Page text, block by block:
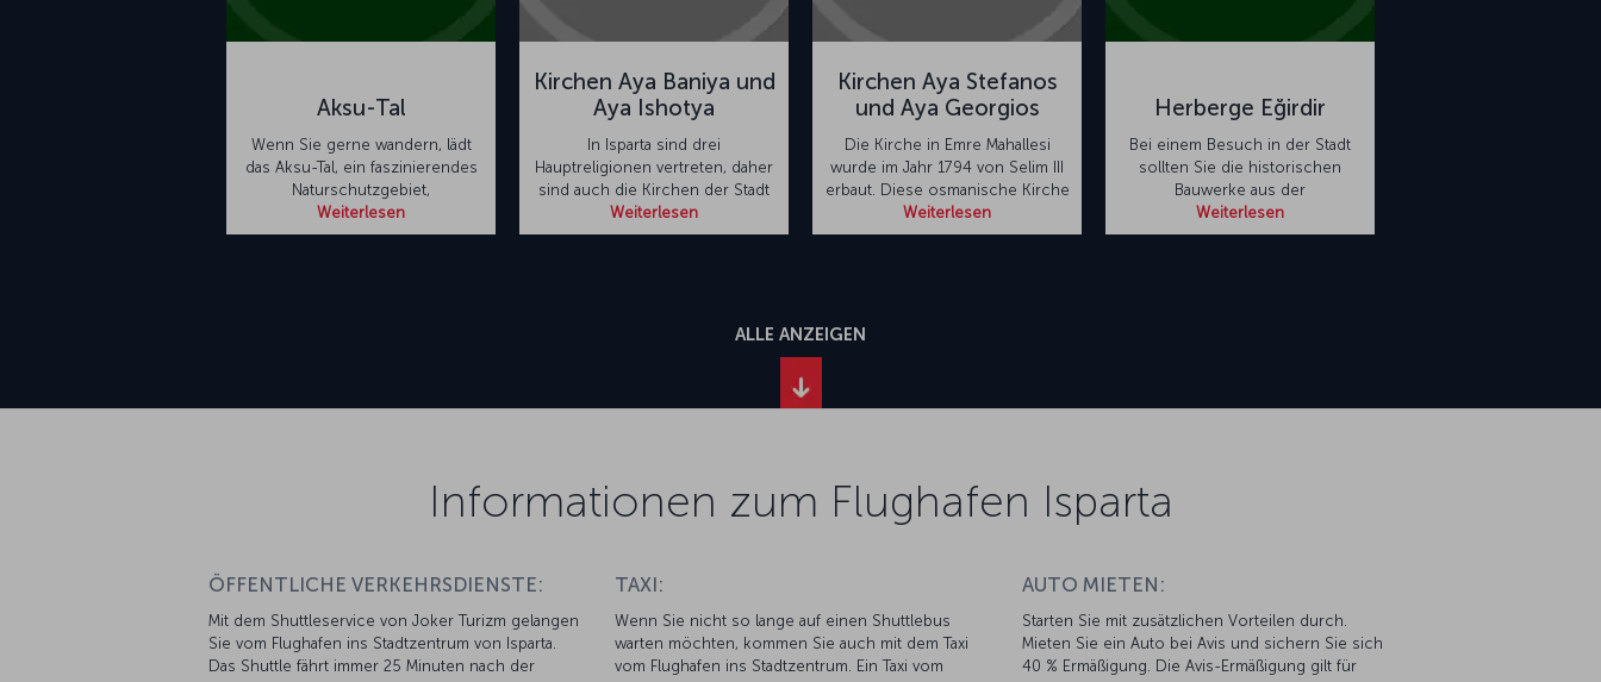
Aksu-Tal
Wenn Sie gerne wandern, lädt
das Aksu-Tal, ein faszinierendes
Naturschutzgebiet,
Weiterlesen
Kirchen Aya Baniya und
Aya Ishotya
In Isparta sind drei
Hauptreligionen vertreten, daher
sind auch die Kirchen der Stadt
Weiterlesen
Kirchen Aya Stefanos
und Aya Georgios
Die Kirche in Emre Mahallesi
wurde im Jahr 1794 von Selim III
erbaut. Diese osmanische Kirche
Weiterlesen
Herberge Eğirdir
Bei einem Besuch in der Stadt
sollten Sie die historischen
Bauwerke aus der
Weiterlesen
ALLE ANZEIGEN
Informationen zum Flughafen Isparta
ÖFFENTLICHE VERKEHRSDIENSTE:
Mit dem Shuttleservice von Joker Turizm gelangen
Sie vom Flughafen ins Stadtzentrum von Isparta.
Das Shuttle fährt immer 25 Minuten nach der
TAXI:
Wenn Sie nicht so lange auf einen Shuttlebus
warten möchten, kommen Sie auch mit dem Taxi
vom Flughafen ins Stadtzentrum. Ein Taxi vom
AUTO MIETEN:
Starten Sie mit zusätzlichen Vorteilen durch.
Mieten Sie ein Auto bei Avis und sichern Sie sich
40 % Ermäßigung. Die Avis-Ermäßigung gilt für